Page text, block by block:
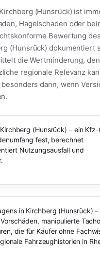
(Hunsrück) ist
Hagelschaden oder
Bewertung
(Hunsrück) dokumentiert
die Wertminderung,
regionale Relevanz
dann, wenn
(Hunsrück) – ein
fest, berechnet
Nutzungsausfall und
in Kirchberg (Hunsrück) –
manipulierte
die für Käufer ohne
Fahrzeughistorien in